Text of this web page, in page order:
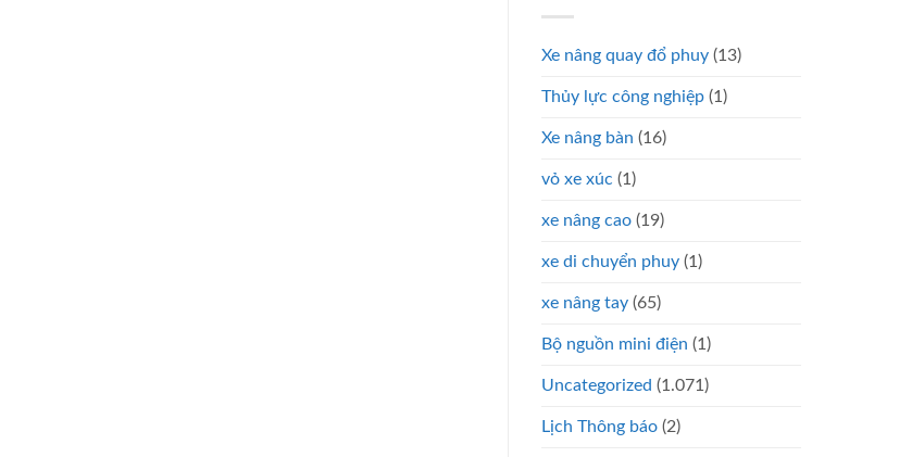
Xe nâng quay đổ phuy (13)
Thủy lực công nghiệp (1)
Xe nâng bàn (16)
vỏ xe xúc (1)
xe nâng cao (19)
xe di chuyển phuy (1)
xe nâng tay (65)
Bộ nguồn mini điện (1)
Uncategorized (1.071)
Lịch Thông báo (2)